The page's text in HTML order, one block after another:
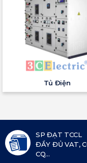
Tủ Điện
SP ĐẠT TCCL
ĐẦY ĐỦ VAT,
CQ...